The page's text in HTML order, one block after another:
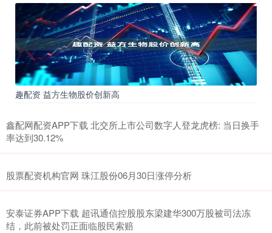
趣配资 益方生物股价创新高
鑫配网配资APP下载 北交所上市公司数字人登龙虎榜: 当日换手
率达到30.12%
股票配资机构官网 珠江股份06月30日涨停分析
安泰证券APP下载 超讯通信控股股东梁建华300万股被司法冻
结，此前被处罚正面临股民索赔